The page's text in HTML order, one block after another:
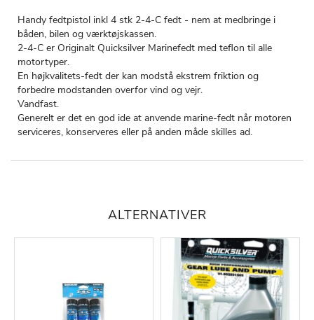
Handy fedtpistol inkl 4 stk 2-4-C fedt - nem at medbringe i
båden, bilen og værktøjskassen.
2-4-C er Originalt Quicksilver Marinefedt med teflon til alle
motortyper.
En højkvalitets-fedt der kan modstå ekstrem friktion og
forbedre modstanden overfor vind og vejr.
Vandfast.
Generelt er det en god ide at anvende marine-fedt når motoren
serviceres, konserveres eller på anden måde skilles ad.
ALTERNATIVER